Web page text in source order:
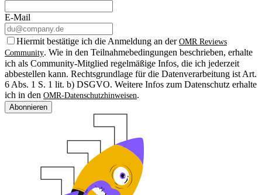
E-Mail
Hiermit bestätige ich die Anmeldung an der OMR Reviews
Community. Wie in den Teilnahmebedingungen beschrieben, erhalte
ich als Community-Mitglied regelmäßige Infos, die ich jederzeit
abbestellen kann. Rechtsgrundlage für die Datenverarbeitung ist Art.
6 Abs. 1 S. 1 lit. b) DSGVO. Weitere Infos zum Datenschutz erhalte
ich in den OMR-Datenschutzhinweisen.
Abonnieren